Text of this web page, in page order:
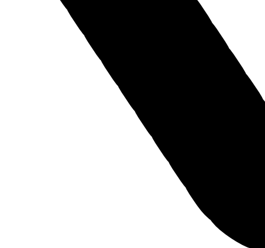
ГК "ЛУИДОР" ПРОДОЛЖАЕТ РАБОТУ ПО
ЛОКАЛИЗАЦИИ АВТОКОМПОНЕНТНОЙ БАЗЫ
Заместитель министра промышленности и торговли России
Альберт Каримов ознакомился с процессом доработки
автомобилей и производства автокомпонентов на мощностях